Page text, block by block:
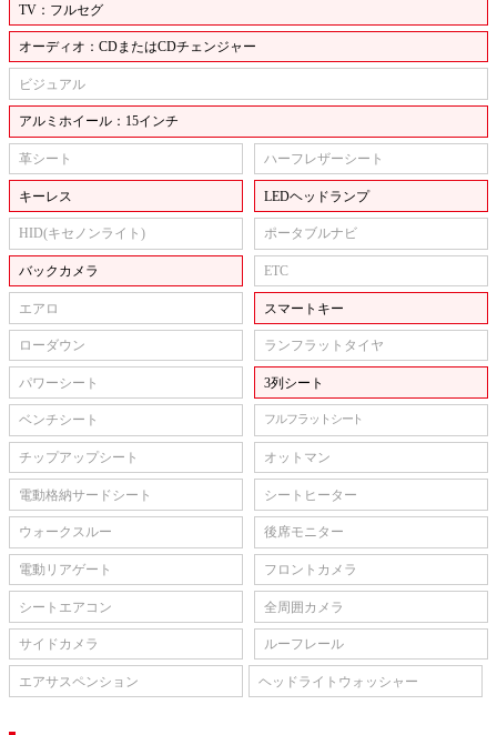
TV：フルセグ
オーディオ：CDまたはCDチェンジャー
ビジュアル
アルミホイール：15インチ
革シート ハーフレザーシート
キーレス LEDヘッドランプ
HID(キセノンライト) ポータブルナビ
バックカメラ ETC
エアロ スマートキー
ローダウン ランフラットタイヤ
パワーシート 3列シート
ベンチシート フルフラットシート
チップアップシート オットマン
電動格納サードシート シートヒーター
ウォークスルー 後席モニター
電動リアゲート フロントカメラ
シートエアコン 全周囲カメラ
サイドカメラ ルーフレール
エアサスペンション ヘッドライトウォッシャー